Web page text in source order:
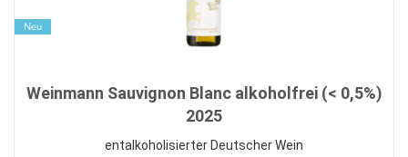
Neu
Weinmann Sauvignon Blanc alkoholfrei (< 0,5%)
2025
entalkoholisierter Deutscher Wein